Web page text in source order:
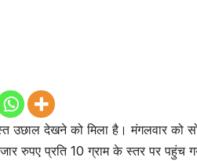
देखने को मिला है। मंगलवार को
रुपए प्रति 10 ग्राम के स्तर पर